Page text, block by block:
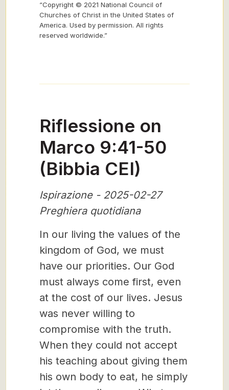
“Copyright © 2021 National Council of
Churches of Christ in the United States of
America. Used by permission. All rights
reserved worldwide.”
Riflessione on
Marco 9:41-50
(Bibbia CEI)
Ispirazione - 2025-02-27
Preghiera quotidiana
In our living the values of the
kingdom of God, we must
have our priorities. Our God
must always come first, even
at the cost of our lives. Jesus
was never willing to
compromise with the truth.
When they could not accept
his teaching about giving them
his own body to eat, he simply